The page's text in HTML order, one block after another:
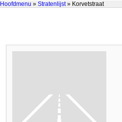
Hoofdmenu » Stratenlijst» Korvetstraat